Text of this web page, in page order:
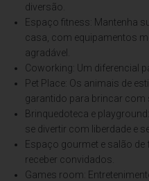
diversão.
Espaço fitness: Mantenha
casa, com equipamentos
agradável.
Coworking: Um diferencial
Pet Place: Os animais de
garantido para brincar com
Brinquedoteca e
se divertir com liberdade e
Espaço gourmet e salão
receber convidados.
Games room: